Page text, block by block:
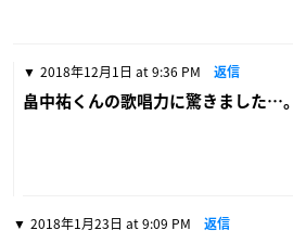
2018年12月1日 at 9:36 PM 返信
畠中祐くんの歌唱力に驚きました…。
2018年1月23日 at 9:09 PM 返信